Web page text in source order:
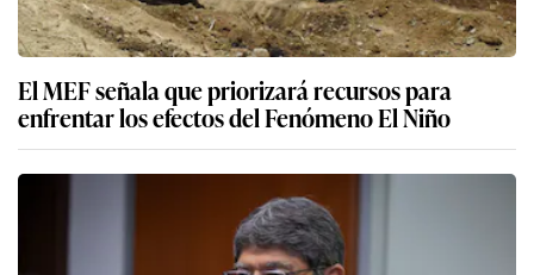
El MEF señala que priorizará recursos para
enfrentar los efectos del Fenómeno El Niño